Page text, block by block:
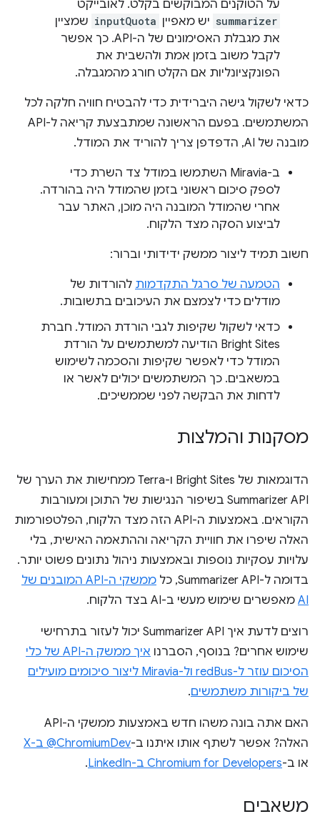
על הטוקנים המבוקשים בקלט. לאובייקט
summarizer יש מאפיין inputQuota שמציין
את מגבלת האסימונים של ה-API. כך אפשר
לקבל משוב בזמן אמת ולהשבית את
הפונקציונליות אם הקלט חורג מהמגבלה.
כדאי לשקול גישה היברידית כדי להבטיח חוויה חלקה לכל
המשתמשים. בפעם הראשונה שמתבצעת קריאה ל-API
מובנה של AI, הדפדפן צריך להוריד את המודל.
ב-Miravia השתמשו במודל צד השרת כדי
לספק סיכום ראשוני בזמן שהמודל היה בהורדה.
אחרי שהמודל המובנה היה מוכן, האתר עבר
לביצוע הסקה מצד הלקוח.
חשוב תמיד ליצור ממשק ידידותי וברור:
הטמעה של סרגל התקדמות להורדות של
מודלים כדי לצמצם את העיכובים בתשובות.
כדאי לשקול שקיפות לגבי הורדת המודל. חברת
Bright Sites הודיעה למשתמשים על הורדת
המודל כדי לאפשר שקיפות והסכמה לשימוש
במשאבים. כך המשתמשים יכולים לאשר או
לדחות את הבקשה לפני שממשיכים.
מסקנות והמלצות
הדוגמאות של Bright Sites ו-Terra ממחישות את הערך של
Summarizer API בשיפור הנגישות של התוכן ומעורבות
הקוראים. באמצעות ה-API הזה מצד הלקוח, הפלטפורמות
האלה שיפרו את חוויית הקריאה וההתאמה האישית, בלי
עלויות עסקיות נוספות ובאמצעות ניהול נתונים פשוט יותר.
בדומה ל-Summarizer API, כל
ממשקי ה-API המובנים של
AI מאפשרים שימוש מעשי ב-AI בצד הלקוח.
רוצים לדעת איך Summarizer API יכול לעזור בתרחישי
שימוש אחרים? בנוסף, הסברנו
איך ממשק ה-API של כלי
הסיכום עוזר ל-redBus ול-Miravia ליצור סיכומים מועילים
של ביקורות משתמשים.
האם אתה בונה משהו חדש באמצעות ממשקי ה-API
האלה? אפשר לשתף אותו איתנו ב-‎@ChromiumDev ב-X
או ב-Chromium for Developers ב-LinkedIn .
משאבים